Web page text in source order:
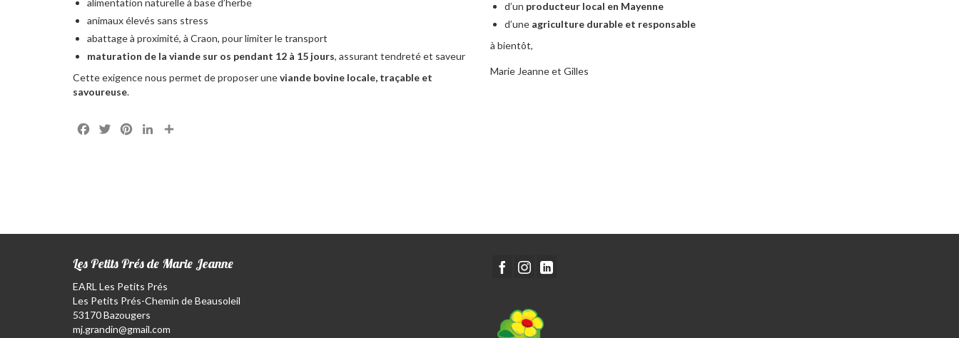
alimentation naturelle à base d’herbe
animaux élevés sans stress
abattage à proximité, à Craon, pour limiter le transport
maturation de la viande sur os pendant 12 à 15 jours, assurant tendreté et saveur
Cette exigence nous permet de proposer uneviande bovine locale, traçable et
savoureuse.
d’un producteur local en Mayenne
d’une agriculture durable et responsable
à bientôt,
Marie Jeanne et Gilles
FacebookTwitterPinterestLinkedIn
Les Petits Prés de Marie Jeanne
EARL Les Petits Prés
Les Petits Prés-Chemin de Beausoleil
53170 Bazougers
mj.grandin@gmail.com